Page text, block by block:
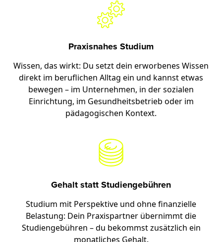
Praxisnahes Studium
Wissen, das wirkt: Du setzt dein erworbenes Wissen
direkt im beruflichen Alltag ein und kannst etwas
bewegen – im Unternehmen, in der sozialen
Einrichtung, im Gesundheitsbetrieb oder im
pädagogischen Kontext.
Gehalt statt Studiengebühren
Studium mit Perspektive und ohne finanzielle
Belastung: Dein Praxispartner übernimmt die
Studiengebühren – du bekommst zusätzlich ein
monatliches Gehalt.